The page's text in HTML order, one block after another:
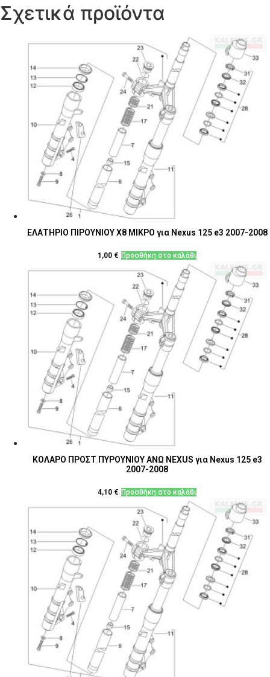
Σχετικά προϊόντα
ΕΛΑΤΗΡΙΟ ΠΙΡΟΥΝΙΟΥ Χ8 ΜΙΚΡΟ για Nexus 125 e3 2007-2008
1,00 € Προσθήκη στο καλάθι
ΚΟΛΑΡΟ ΠΡΟΣΤ ΠΥΡΟΥΝΙΟΥ ΑΝΩ NEXUS για Nexus 125 e3
2007-2008
4,10 € Προσθήκη στο καλάθι